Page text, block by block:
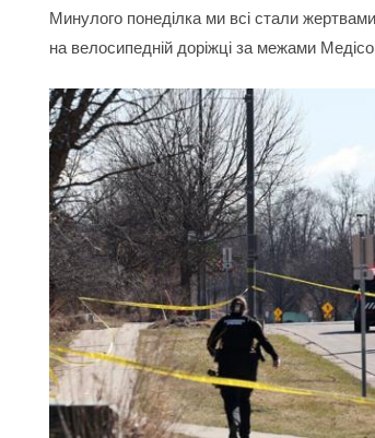
Минулого понеділка ми всі стали жертвами
на велосипедній доріжці за межами